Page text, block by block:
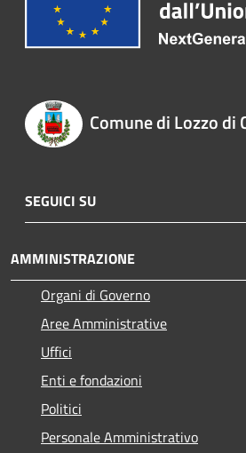
Comune di Lozzo di
SEGUICI SU
AMMINISTRAZIONE
Organi di Governo
Aree Amministrative
Uffici
Enti e fondazioni
Politici
Personale Amministrativo